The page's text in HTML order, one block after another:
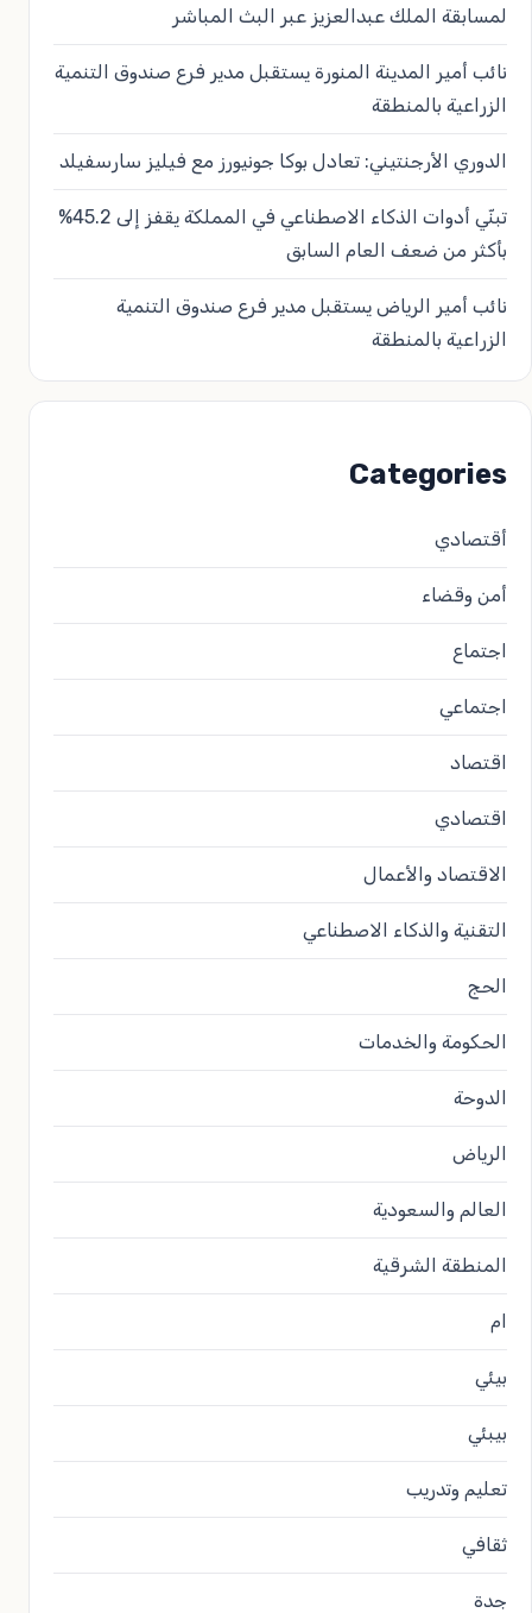
لمسابقة الملك عبدالعزيز عبر البث المباشر
نائب أمير المدينة المنورة يستقبل مدير فرع صندوق التنمية
الزراعية بالمنطقة
الدوري الأرجنتيني: تعادل بوكا جونيورز مع فيليز سارسفيلد
تبنّي أدوات الذكاء الاصطناعي في المملكة يقفز إلى 45.2%
بأكثر من ضعف العام السابق
نائب أمير الرياض يستقبل مدير فرع صندوق التنمية
الزراعية بالمنطقة
Categories
أقتصادي
أمن وقضاء
اجتماع
اجتماعي
اقتصاد
اقتصادي
الاقتصاد والأعمال
التقنية والذكاء الاصطناعي
الحج
الحكومة والخدمات
الدوحة
الرياض
العالم والسعودية
المنطقة الشرقية
ام
بيئي
بيبئي
تعليم وتدريب
ثقافي
جدة